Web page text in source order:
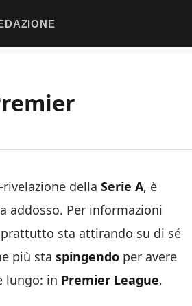
della Serie A, è
addosso. Per informazioni
sta attirando su di sé
più sta spingendo per avere
lungo: in Premier League,